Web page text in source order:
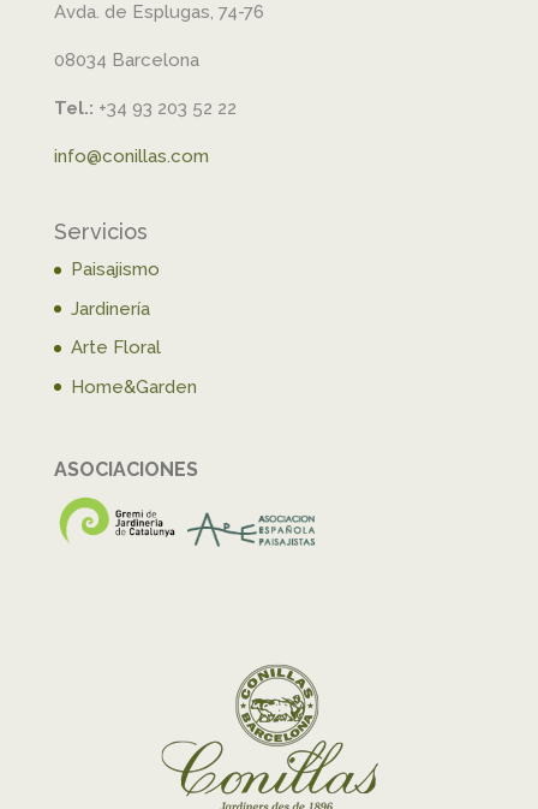
Avda. de Esplugas, 74-76
08034 Barcelona
Tel.: +34 93 203 52 22
info@conillas.com
Servicios
Paisajismo
Jardinería
Arte Floral
Home&Garden
ASOCIACIONES